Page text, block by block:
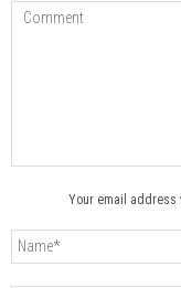
Your email address